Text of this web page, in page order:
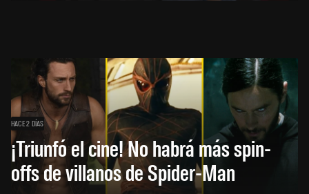
HACE 2 DÍAS
¡Triunfó el cine! No habrá más spin-
offs de villanos de Spider-Man